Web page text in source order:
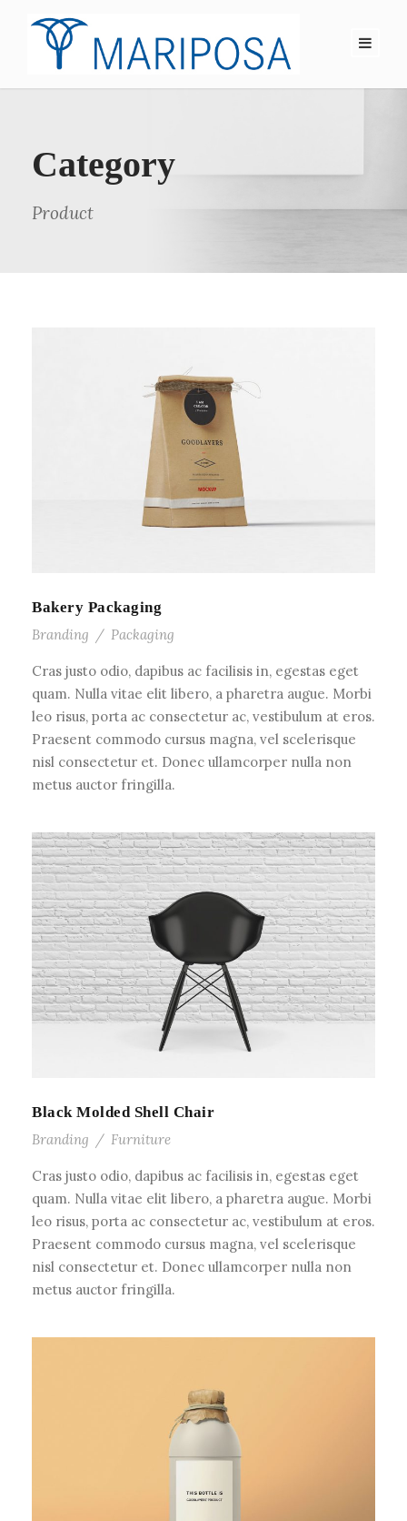
Category
Product
Bakery Packaging
Branding / Packaging
Cras justo odio, dapibus ac facilisis in, egestas eget
quam. Nulla vitae elit libero, a pharetra augue. Morbi
leo risus, porta ac consectetur ac, vestibulum at eros.
Praesent commodo cursus magna, vel scelerisque
nisl consectetur et. Donec ullamcorper nulla non
metus auctor fringilla.
Black Molded Shell Chair
Branding / Furniture
Cras justo odio, dapibus ac facilisis in, egestas eget
quam. Nulla vitae elit libero, a pharetra augue. Morbi
leo risus, porta ac consectetur ac, vestibulum at eros.
Praesent commodo cursus magna, vel scelerisque
nisl consectetur et. Donec ullamcorper nulla non
metus auctor fringilla.